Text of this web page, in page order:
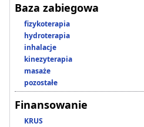
Baza zabiegowa
fizykoterapia
hydroterapia
inhalacje
kinezyterapia
masaże
pozostałe
Finansowanie
KRUS